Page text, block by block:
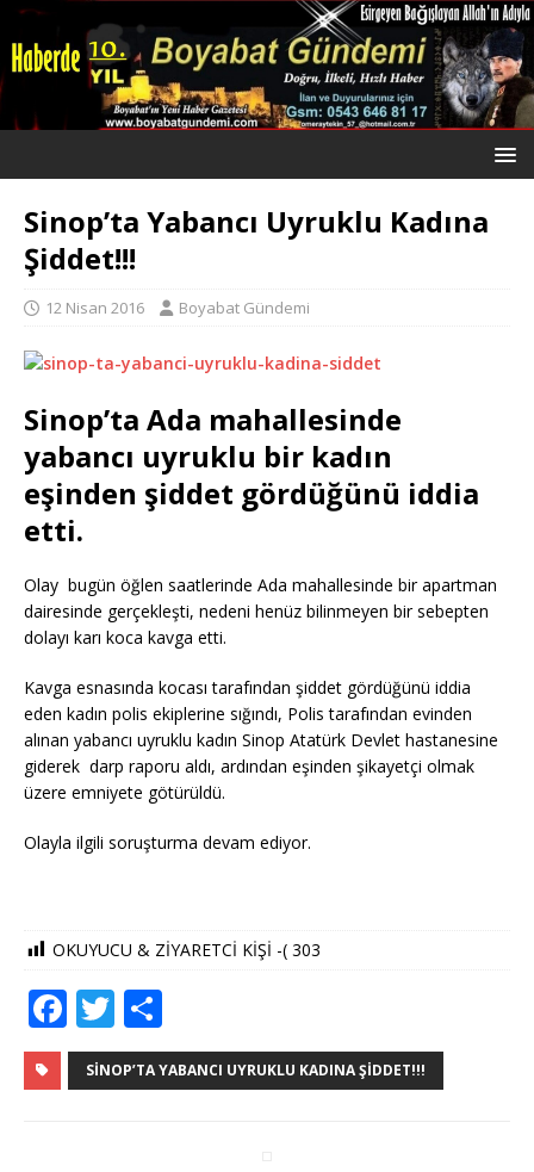
Sinop’ta Yabancı Uyruklu Kadına
Şiddet!!!
12 Nisan 2016 Boyabat Gündemi
Sinop’ta Ada mahallesinde
yabancı uyruklu bir kadın
eşinden şiddet gördüğünü iddia
etti.
Olay bugün öğlen saatlerinde Ada mahallesinde bir apartman
dairesinde gerçekleşti, nedeni henüz bilinmeyen bir sebepten
dolayı karı koca kavga etti.
Kavga esnasında kocası tarafından şiddet gördüğünü iddia
eden kadın polis ekiplerine sığındı, Polis tarafından evinden
alınan yabancı uyruklu kadın Sinop Atatürk Devlet hastanesine
giderek darp raporu aldı, ardından eşinden şikayetçi olmak
üzere emniyete götürüldü.
Olayla ilgili soruşturma devam ediyor.
OKUYUCU & ZİYARETCİ KİŞİ -( 303
F
a
c
T
w
it
h
ar
SINOP’TA YABANCI UYRUKLU KADINA ŞIDDET!!!